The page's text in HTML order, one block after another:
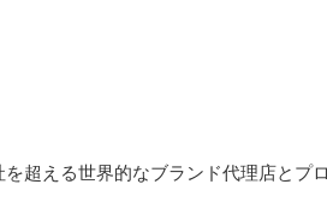
超える世界的なブランド代理店とプ